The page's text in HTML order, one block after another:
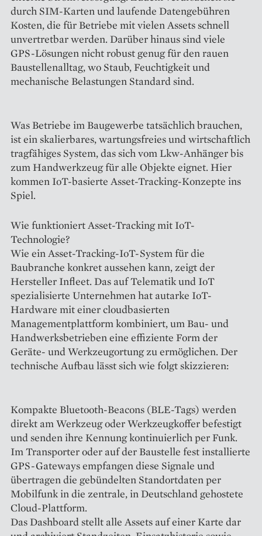
durch SIM-Karten und laufende Datengebühren
Kosten, die für Betriebe mit vielen Assets schnell
unvertretbar werden. Darüber hinaus sind viele
GPS-Lösungen nicht robust genug für den rauen
Baustellenalltag, wo Staub, Feuchtigkeit und
mechanische Belastungen Standard sind.
Was Betriebe im Baugewerbe tatsächlich brauchen,
ist ein skalierbares, wartungsfreies und wirtschaftlich
tragfähiges System, das sich vom Lkw-Anhänger bis
zum Handwerkzeug für alle Objekte eignet. Hier
kommen IoT-basierte Asset-Tracking-Konzepte ins
Spiel.
Wie funktioniert Asset-Tracking mit IoT-
Technologie?
Wie ein Asset-Tracking-IoT-System für die
Baubranche konkret aussehen kann, zeigt der
Hersteller Infleet. Das auf Telematik und IoT
spezialisierte Unternehmen hat autarke IoT-
Hardware mit einer cloudbasierten
Managementplattform kombiniert, um Bau- und
Handwerksbetrieben eine effiziente Form der
Geräte- und Werkzeugortung zu ermöglichen. Der
technische Aufbau lässt sich wie folgt skizzieren:
Kompakte Bluetooth-Beacons (BLE-Tags) werden
direkt am Werkzeug oder Werkzeugkoffer befestigt
und senden ihre Kennung kontinuierlich per Funk.
Im Transporter oder auf der Baustelle fest installierte
GPS-Gateways empfangen diese Signale und
übertragen die gebündelten Standortdaten per
Mobilfunk in die zentrale, in Deutschland gehostete
Cloud-Plattform.
Das Dashboard stellt alle Assets auf einer Karte dar